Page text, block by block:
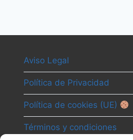
Aviso Legal
Política de Privacidad
Política de cookies (UE)
Términos y condiciones